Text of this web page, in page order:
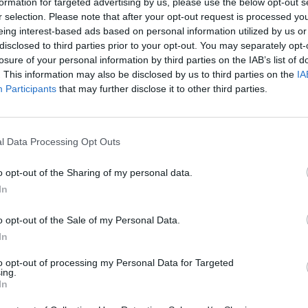
selection. Please note that after your opt-out request is processed
interest-based ads based on personal information utilized by us
to third parties prior to your opt-out. You may separately
of your personal information by third parties on the IAB’s list of
This information may also be disclosed by us to third parties on the
Participants that may further disclose it to other third parties.
Data Processing Opt Outs
opt-out of the Sharing of my personal data.
opt-out of the Sale of my Personal Data.
opt-out of processing my Personal Data for Targeted
de su dispensación. También realizarán el
en todo momento.
usuarias del nuevo sistema de
en la dispensación de los
así lo desean.
medicamentos, del que ya se están
está actualmente operativo en
el Hospital de Jerez de la Frontera, de
el Juan Ramón Jiménez, de Huelva;
el Hospital Clínico Universitario Virgen de la
de Sevilla.
preferida de Google
de actualidad.